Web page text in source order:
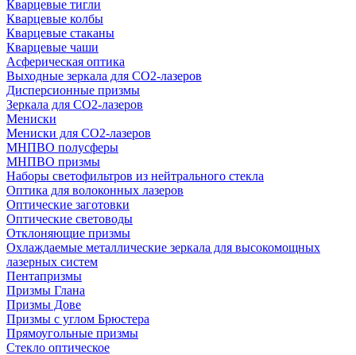
Кварцевые тигли
Кварцевые колбы
Кварцевые стаканы
Кварцевые чаши
Асферическая оптика
Выходные зеркала для CO2-лазеров
Дисперсионные призмы
Зеркала для CO2-лазеров
Мениски
Мениски для CO2-лазеров
МНПВО полусферы
МНПВО призмы
Наборы светофильтров из нейтрального стекла
Оптика для волоконных лазеров
Оптические заготовки
Оптические световоды
Отклоняющие призмы
Охлаждаемые металлические зеркала для высокомощных
лазерных систем
Пентапризмы
Призмы Глана
Призмы Дове
Призмы с углом Брюстера
Прямоугольные призмы
Стекло оптическое